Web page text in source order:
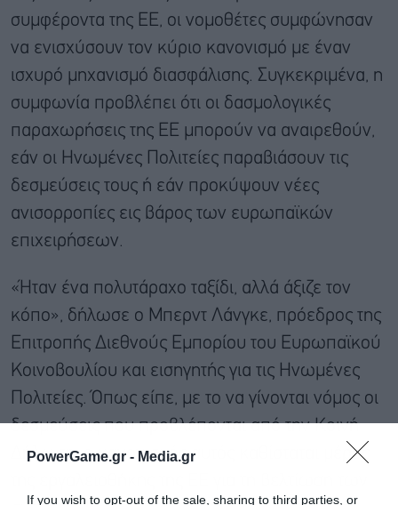
PowerGame.gr - Media.gr
If you wish to opt-out of the sale, sharing to third parties, or
συμφέροντα της ΕΕ, οι νομοθέτες συμφώνησαν
να ενισχύσουν τον κύριο κανονισμό με έναν
ισχυρό μηχανισμό διασφάλισης. Συγκεκριμένα, η
συμφωνία προβλέπει ότι οι δασμολογικές
παραχωρήσεις της ΕΕ μπορούν να αναιρεθούν,
εάν οι Ηνωμένες Πολιτείες παραβιάσουν τις
δεσμεύσεις τους ή εάν προκύψουν νέες
ανισορροπίες εις βάρος των ευρωπαϊκών
επιχειρήσεων.
«Ήταν ένα πολυτάραχο ταξίδι, αλλά άξιζε τον
κόπο», δήλωσε ο Μπερντ Λάνγκε, πρόεδρος της
Επιτροπής Διεθνούς Εμπορίου του Ευρωπαϊκού
Κοινοβουλίου και εισηγητής για τις Ηνωμένες
Πολιτείες. Όπως είπε, με το να γίνονται νόμος οι
δεσμεύσεις που προβλέπονται από την Κοινή
Δήλωση, ο κανονισμός αυτός καθίσταται μέρος